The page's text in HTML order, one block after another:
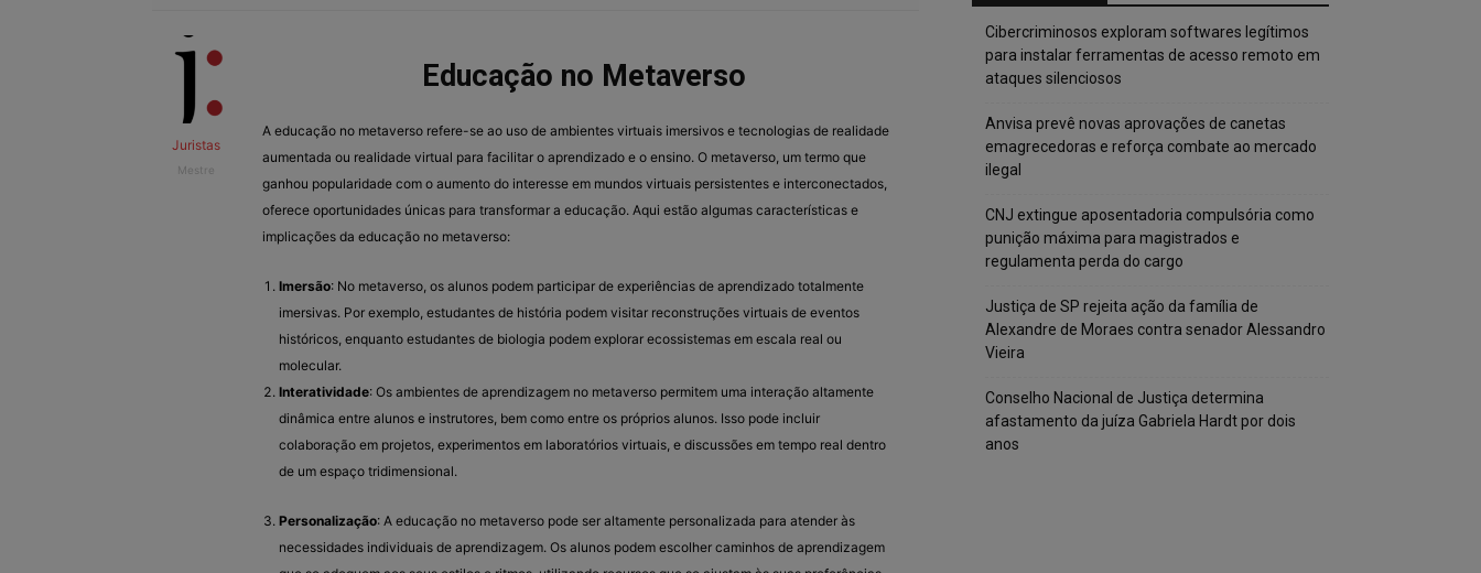
Juristas
Mestre
Educação no Metaverso
A educação no metaverso refere-se ao uso de ambientes virtuais imersivos e tecnologias de realidade
aumentada ou realidade virtual para facilitar o aprendizado e o ensino. O metaverso, um termo que
ganhou popularidade com o aumento do interesse em mundos virtuais persistentes e interconectados,
oferece oportunidades únicas para transformar a educação. Aqui estão algumas características e
implicações da educação no metaverso:
Imersão: No metaverso, os alunos podem participar de experiências de aprendizado totalmente
imersivas. Por exemplo, estudantes de história podem visitar reconstruções virtuais de eventos
históricos, enquanto estudantes de biologia podem explorar ecossistemas em escala real ou
molecular.
Interatividade: Os ambientes de aprendizagem no metaverso permitem uma interação altamente
dinâmica entre alunos e instrutores, bem como entre os próprios alunos. Isso pode incluir
colaboração em projetos, experimentos em laboratórios virtuais, e discussões em tempo real dentro
de um espaço tridimensional.
Personalização: A educação no metaverso pode ser altamente personalizada para atender às
necessidades individuais de aprendizagem. Os alunos podem escolher caminhos de aprendizagem
Cibercriminosos exploram softwares legítimos
para instalar ferramentas de acesso remoto em
ataques silenciosos
Anvisa prevê novas aprovações de canetas
emagrecedoras e reforça combate ao mercado
ilegal
CNJ extingue aposentadoria compulsória como
punição máxima para magistrados e
regulamenta perda do cargo
Justiça de SP rejeita ação da família de
Alexandre de Moraes contra senador Alessandro
Vieira
Conselho Nacional de Justiça determina
afastamento da juíza Gabriela Hardt por dois
anos